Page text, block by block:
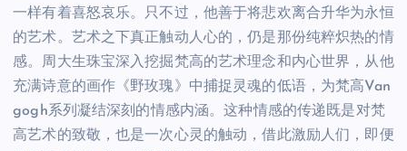
一样有着喜怒哀乐。只不过，他善于将悲欢离合升华为永恒
的艺术。艺术之下真正触动人心的，仍是那份纯粹炽热的情
感。周大生珠宝深入挖掘梵高的艺术理念和内心世界，从他
充满诗意的画作《野玫瑰》中捕捉灵魂的低语，为梵高Van
gogh系列凝结深刻的情感内涵。这种情感的传递既是对梵
高艺术的致敬，也是一次心灵的触动，借此激励人们，即便